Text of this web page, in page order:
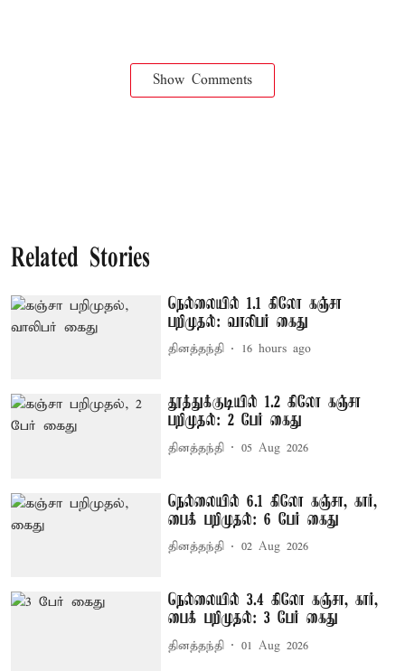
Show Comments
Related Stories
நெல்லையில் 1.1 கிலோ கஞ்சா
பறிமுதல்: வாலிபர் கைது
தினத்தந்தி 16 hours ago
தூத்துக்குடியில் 1.2 கிலோ கஞ்சா
பறிமுதல்: 2 பேர் கைது
தினத்தந்தி 05 Aug 2026
நெல்லையில் 6.1 கிலோ கஞ்சா, கார்,
பைக் பறிமுதல்: 6 பேர் கைது
தினத்தந்தி 02 Aug 2026
நெல்லையில் 3.4 கிலோ கஞ்சா, கார்,
பைக் பறிமுதல்: 3 பேர் கைது
தினத்தந்தி 01 Aug 2026